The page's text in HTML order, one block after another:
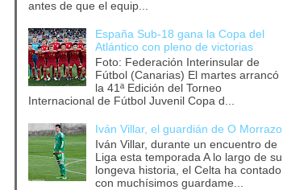
antes de que el equip...
España Sub-18 gana la Copa del
Atlántico con pleno de victorias
Foto: Federación Interinsular de
Fútbol (Canarias) El martes arrancó
la 41ª Edición del Torneo
Internacional de Fútbol Juvenil Copa d...
Iván Villar, el guardián de O Morrazo
Iván Villar, durante un encuentro de
Liga esta temporada A lo largo de su
longeva historia, el Celta ha contado
con muchísimos guardame...